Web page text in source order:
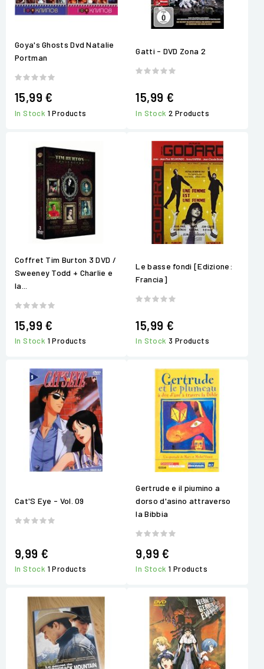
Goya's Ghosts Dvd Natalie
Portman
15,99 €
In Stock 1 Products
Gatti - DVD Zona 2
15,99 €
In Stock2 Products
Coffret Tim Burton 3 DVD /
Sweeney Todd + Charlie e
la...
15,99 €
In Stock 1 Products
Le basse fondi [Edizione:
Francia]
15,99 €
In Stock 3 Products
Cat'S Eye - Vol. 09
9,99 €
In Stock 1 Products
Gertrude e il piumino a
dorso d'asino attraverso
la Bibbia
9,99 €
In Stock1 Products